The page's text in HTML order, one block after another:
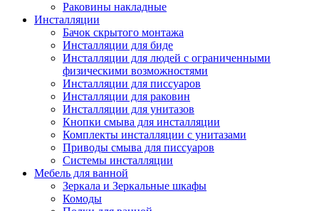
Раковины накладные
Инсталляции
Бачок скрытого монтажа
Инсталляции для биде
Инсталляции для людей с ограниченными
физическими возможностями
Инсталляции для писсуаров
Инсталляции для раковин
Инсталляции для унитазов
Кнопки смыва для инсталляции
Комплекты инсталляции с унитазами
Приводы смыва для писсуаров
Системы инсталляции
Мебель для ванной
Зеркала и Зеркальные шкафы
Комоды